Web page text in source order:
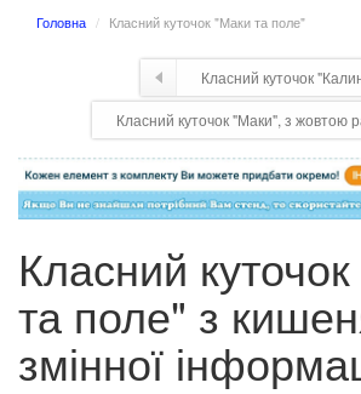
Головна Класний куточок "Маки та поле"
Класний куточок
Класний куточок "Маки", з жовтою
Класний
та поле" з
змінної